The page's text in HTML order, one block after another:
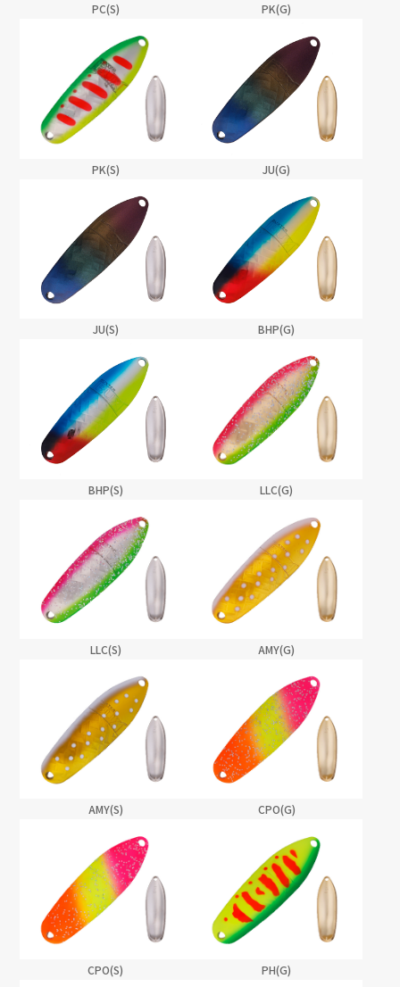
PC(S) PK(G)
PK(S) JU(G)
JU(S) BHP(G)
BHP(S) LLC(G)
LLC(S) AMY(G)
AMY(S) CPO(G)
CPO(S) PH(G)